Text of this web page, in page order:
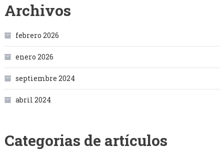
Archivos
febrero 2026
enero 2026
septiembre 2024
abril 2024
Categorias de artículos